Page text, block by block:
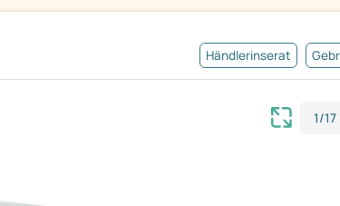
Händlerinserat
1/17